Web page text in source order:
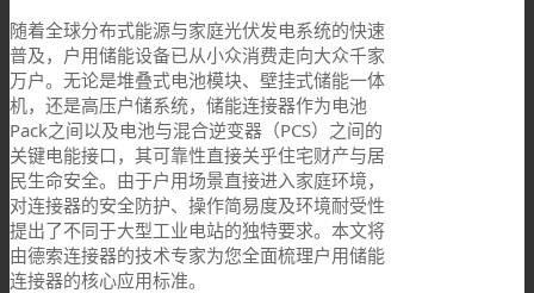
随着全球分布式能源与家庭光伏发电系统的快速
普及，户用储能设备已从小众消费走向大众千家
万户。无论是堆叠式电池模块、壁挂式储能一体
机，还是高压户储系统，储能连接器作为电池
Pack之间以及电池与混合逆变器（PCS）之间的
关键电能接口，其可靠性直接关乎住宅财产与居
民生命安全。由于户用场景直接进入家庭环境，
对连接器的安全防护、操作简易度及环境耐受性
提出了不同于大型工业电站的独特要求。本文将
由德索连接器的技术专家为您全面梳理户用储能
连接器的核心应用标准。